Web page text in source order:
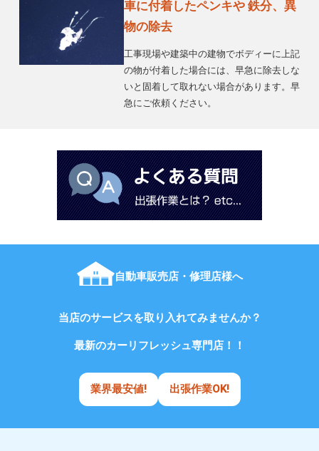
車に付着したペンキや 鉄分、異
物の除去
工事現場や建築中の建物でボディーに上記
の物が付着した場合には、早急に除去しな
いと固着して取れない場合があります。早
急にご依頼ください。
自動車販売店・修理店様へ
当店のサービスを取り入れてみませんか？
最新のカーリフレッシュ専門店！！
業界最安値! 出張作業OK!